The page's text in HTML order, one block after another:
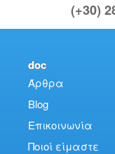
(+30)
doc
Άρθρα
Blog
Επικοινωνία
Ποιοί είμαστε